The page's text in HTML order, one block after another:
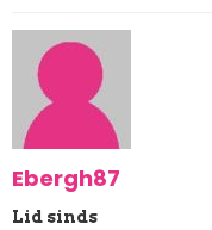
Ebergh87
Lid sinds